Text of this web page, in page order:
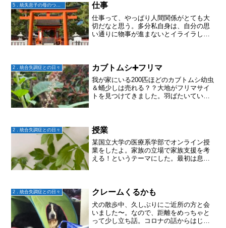
5．統失息子の母のつぶやき 仕事
仕事って、やっぱり人間関係がとても大
切だなと思う。多分私自身は、自分の思
い通りに物事が進まないとイライラして
でかなー？？と思う思い通...
2．統合失調症との日々 カブトムシ➕フリマ
我が家にいる200匹ほどのカブトムシ幼虫
＆蛹少しは売れる？？大地がフリマサイ
トを見つけてきました。羽ばたいてい
2．統合失調症との日々 授業
某国立大学の医療系学部でオンライン授
業をしたよ。家族の立場で家族支援を考
える！というテーマにした。最初は息子
して、なんで？どうしたら...
2．統合失調症との日々 クレームくるかも
犬の散歩中、久しぶりにご近所の方と会
いました〜。なので、距離をめっちゃと
って少し立ち話。コロナの話からはじま